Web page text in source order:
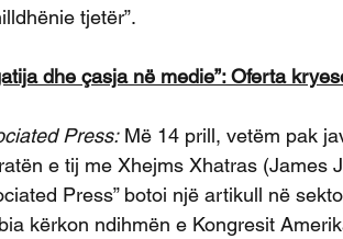
tjetër”.
dhe çasja në medie”: Oferta
Press: Më 14 prill, vetëm pak
e tij me Xhejms Xhatras (James
Press” botoi një artikull në
kërkon ndihmën e Kongresit